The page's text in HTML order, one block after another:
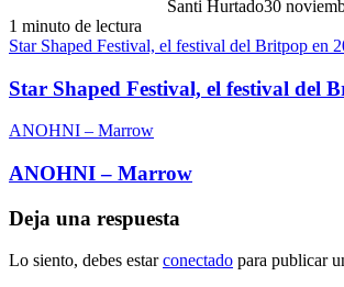
Santi Hurtado30
1 minuto de lectura
Star Shaped Festival, el festival del Britpop en
Star Shaped Festival, el festival del
ANOHNI – Marrow
ANOHNI – Marrow
Deja una respuesta
Lo siento, debes estarconectado para publicar